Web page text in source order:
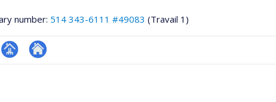
number: 514 343-6111 #49083 (Travail 1)
Page Site